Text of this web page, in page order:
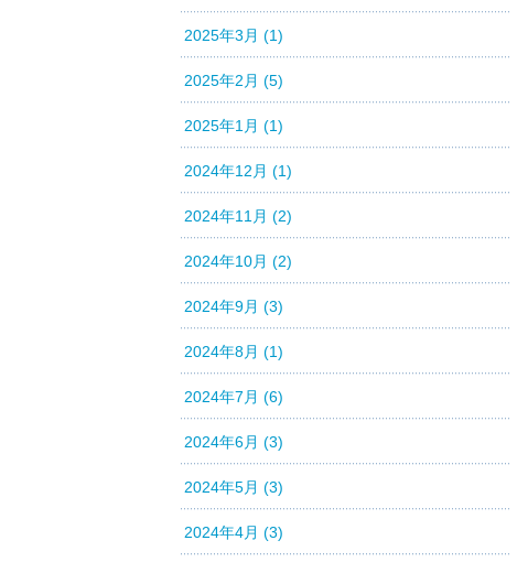
2025年3月 (1)
2025年2月 (5)
2025年1月 (1)
2024年12月 (1)
2024年11月 (2)
2024年10月 (2)
2024年9月 (3)
2024年8月 (1)
2024年7月 (6)
2024年6月 (3)
2024年5月 (3)
2024年4月 (3)